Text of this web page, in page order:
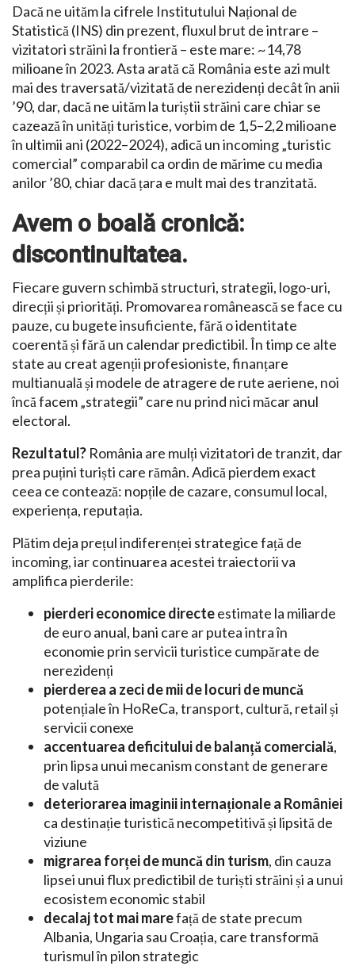
Dacă ne uităm la cifrele Institutului Național de
Statistică (INS) din prezent, fluxul brut de intrare –
vizitatori străini la frontieră – este mare: ~14,78
milioane în 2023. Asta arată că România este azi mult
mai des traversată/vizitată de nerezidenți decât în anii
’90, dar, dacă ne uităm la turiștii străini care chiar se
cazează în unități turistice, vorbim de 1,5–2,2 milioane
în ultimii ani (2022–2024), adică un incoming „turistic
comercial” comparabil ca ordin de mărime cu media
anilor ’80, chiar dacă țara e mult mai des tranzitată.
Avem o boală cronică:
discontinuitatea.
Fiecare guvern schimbă structuri, strategii, logo-uri,
direcții și priorități. Promovarea românească se face cu
pauze, cu bugete insuficiente, fără o identitate
coerentă și fără un calendar predictibil. În timp ce alte
state au creat agenții profesioniste, finanțare
multianuală și modele de atragere de rute aeriene, noi
încă facem „strategii” care nu prind nici măcar anul
electoral.
Rezultatul? România are mulți vizitatori de tranzit, dar
prea puțini turiști care rămân. Adică pierdem exact
ceea ce contează: nopțile de cazare, consumul local,
experiența, reputația.
Plătim deja prețul indiferenței strategice față de
incoming, iar continuarea acestei traiectorii va
amplifica pierderile:
pierderi economice directeestimate la miliarde
de euro anual, bani care ar putea intra în
economie prin servicii turistice cumpărate de
nerezidenți
pierderea a zeci de mii de locuri de muncă
potențiale în HoReCa, transport, cultură, retail și
servicii conexe
accentuarea deficitului de balanță comercială,
prin lipsa unui mecanism constant de generare
de valută
deteriorarea imaginii internaționale a României
ca destinație turistică necompetitivă și lipsită de
viziune
migrarea forței de muncă din turism, din cauza
lipsei unui flux predictibil de turiști străini și a unui
ecosistem economic stabil
decalaj tot mai marefață de state precum
Albania, Ungaria sau Croația, care transformă
turismul în pilon strategic